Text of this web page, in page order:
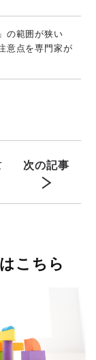
の範囲が狭い
意点を専門家が
次の記事
こちら